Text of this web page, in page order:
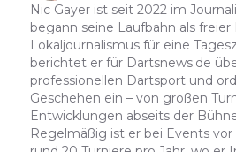
Nic Gayer ist seit 2022 im
begann seine Laufbahn als
Lokaljournalismus für eine
berichtet er für Dartsnews.de
professionellen Dartsport und
Geschehen ein – von großen
Entwicklungen abseits der
Regelmäßig ist er bei Events